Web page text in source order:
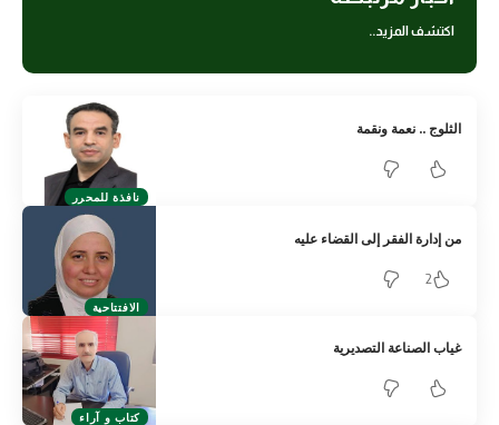
اكتشف المزيد..
نافذة للمحرر
الثلوج .. نعمة ونقمة
الافتتاحية
من إدارة الفقر إلى القضاء عليه
2
كتاب و آراء
غياب الصناعة التصديرية